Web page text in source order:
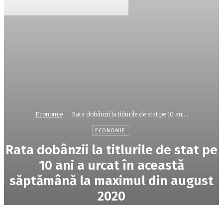
Economie Rata dobânzii la titlurile de stat pe 10 ani...
ECONOMIE
Rata dobânzii la titlurile de stat pe
10 ani a urcat în această
săptămână la maximul din august
2020